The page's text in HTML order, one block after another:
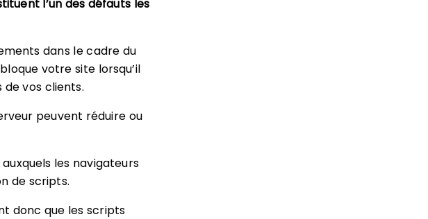
l’un des défauts les
dans le cadre du
votre site lorsqu’il
de vos clients.
peuvent réduire ou
les navigateurs
de scripts.
donc que les scripts